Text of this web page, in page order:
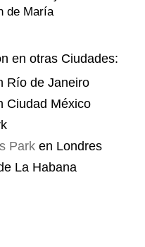
de María
en otras Ciudades:
Río de Janeiro
Ciudad México
Park en Londres
La Habana